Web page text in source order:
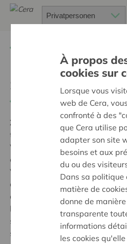
Sauver la serre
Ziel:
Des quartiers chaleureux
tous
Voici une quinzaine d'années le
été à l'initiative d'un vignoble
VINS DE GENVAL est donc née
autorités communales qui ont
disposition. Au fil des ans nous
le serre qui jouxtait le vignoble
sauver celle-ci au moyen d'un
soutien de la commune et de
À propos
cookies sur
Lorsque vous
web de Cera,
confronté à des
que Cera utilise
adapter son site
besoins et aux
du ou des
Dans sa politique
matière de
donne de manière
transparente
informations
les cookies